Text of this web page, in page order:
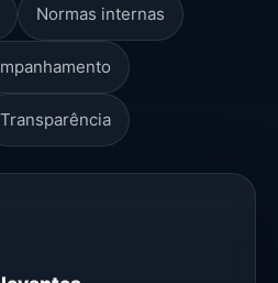
Normas internas
Transparência